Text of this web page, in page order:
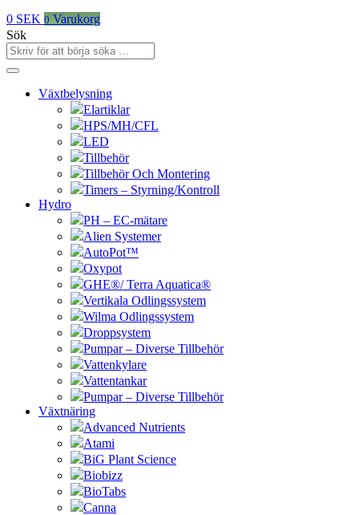
0 SEK 0 Varukorg
Sök
Växtbelysning
Elartiklar
HPS/MH/CFL
LED
Tillbehör
Tillbehör Och Montering
Timers – Styrning/Kontroll
Hydro
PH – EC-mätare
Alien Systemer
AutoPot™
Oxypot
GHE®/ Terra Aquatica®
Vertikala Odlingssystem
Wilma Odlingssystem
Droppsystem
Pumpar – Diverse Tillbehör
Vattenkylare
Vattentankar
Pumpar – Diverse Tillbehör
Växtnäring
Advanced Nutrients
Atami
BiG Plant Science
Biobizz
BioTabs
Canna